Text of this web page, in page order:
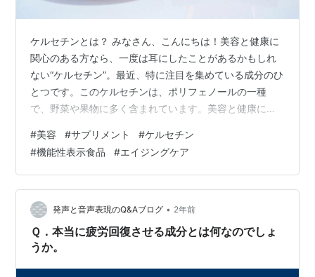
ケルセチンとは？ みなさん、こんにちは！美容と健康に
関心のある方なら、一度は耳にしたことがあるかもしれ
ない“ケルセチン”。最近、特に注目を集めている成分のひ
とつです。このケルセチンは、ポリフェノールの一種
で、野菜や果物に多く含まれています。美容と健康にう
やサプリメントでもよく見かけるようになりました。 ケ
ルセチンの魅力 では、このケルセチンがどのように私た
ちの美容や健康をサポートしてくれるのか、詳しく見て
いきましょう。 抗酸化作用で肌を守る ケルセチンの大き
な特徴のひとつが、その抗酸化作用です。紫外線や生活
習慣による活性酸素は、肌の老化やくすみ…
#美容 #サプリメント #ケルセチン
#機能性表示食品 #エイジングケア
発声と音声表現のQ&Aブログ • 2年前
Ｑ．本当に疲労回復させる成分とは何なのでしょ
うか。